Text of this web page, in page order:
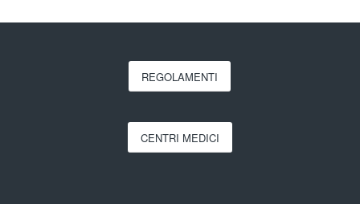
REGOLAMENTI
CENTRI MEDICI